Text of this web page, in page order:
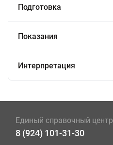
Подготовка
Показания
Интерпретация
Единый справочный центр
8 (924) 101-31-30